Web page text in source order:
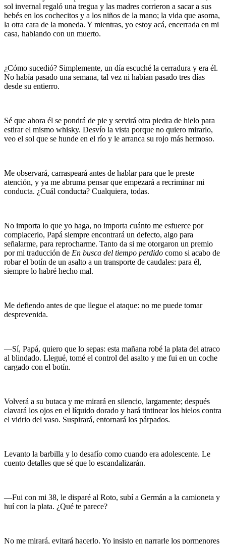
sol invernal regaló una tregua y las madres corrieron a sacar a sus
bebés en los cochecitos y a los niños de la mano; la vida que asoma,
la otra cara de la moneda. Y mientras, yo estoy acá, encerrada en mi
casa, hablando con un muerto.
¿Cómo sucedió? Simplemente, un día escuché la cerradura y era él.
No había pasado una semana, tal vez ni habían pasado tres días
desde su entierro.
Sé que ahora él se pondrá de pie y servirá otra piedra de hielo para
estirar el mismo whisky. Desvío la vista porque no quiero mirarlo,
veo el sol que se hunde en el río y le arranca su rojo más hermoso.
Me observará, carraspeará antes de hablar para que le preste
atención, y ya me abruma pensar que empezará a recriminar mi
conducta. ¿Cuál conducta? Cualquiera, todas.
No importa lo que yo haga, no importa cuánto me esfuerce por
complacerlo, Papá siempre encontrará un defecto, algo para
señalarme, para reprocharme. Tanto da si me otorgaron un premio
por mi traducción de En busca del tiempo perdido como si acabo de
robar el botín de un asalto a un transporte de caudales: para él,
siempre lo habré hecho mal.
Me defiendo antes de que llegue el ataque: no me puede tomar
desprevenida.
—Sí, Papá, quiero que lo sepas: esta mañana robé la plata del atraco
al blindado. Llegué, tomé el control del asalto y me fui en un coche
cargado con el botín.
Volverá a su butaca y me mirará en silencio, largamente; después
clavará los ojos en el líquido dorado y hará tintinear los hielos contra
el vidrio del vaso. Suspirará, entornará los párpados.
Levanto la barbilla y lo desafío como cuando era adolescente. Le
cuento detalles que sé que lo escandalizarán.
—Fui con mi 38, le disparé al Roto, subí a Germán a la camioneta y
huí con la plata. ¿Qué te parece?
No me mirará, evitará hacerlo. Yo insisto en narrarle los pormenores